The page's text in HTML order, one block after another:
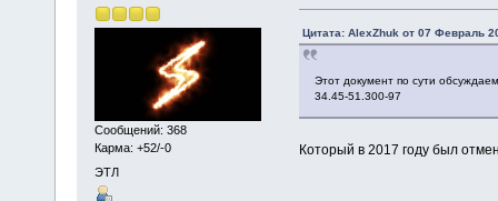
Сообщений: 368
Карма: +52/-0
ЭТЛ
Цитата: AlexZhuk от 07 Февраль
Этот документ по сути
34.45-51.300-97
Который в 2017 году был